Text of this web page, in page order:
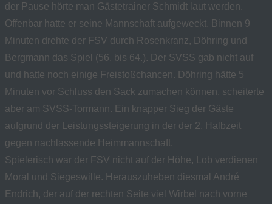
der Pause hörte man Gästetrainer Schmidt laut werden.
Offenbar hatte er seine Mannschaft aufgeweckt. Binnen 9
Minuten drehte der FSV durch Rosenkranz, Döhring und
Bergmann das Spiel (56. bis 64.). Der SVSS gab nicht auf
und hatte noch einige Freistoßchancen. Döhring hätte 5
Minuten vor Schluss den Sack zumachen können, scheiterte
aber am SVSS-Tormann. Ein knapper Sieg der Gäste
aufgrund der Leistungssteigerung in der der 2. Halbzeit
gegen nachlassende Heimmannschaft.
Spielerisch war der FSV nicht auf der Höhe, Lob verdienen
Moral und Siegeswille. Herauszuheben diesmal André
Endrich, der auf der rechten Seite viel Wirbel nach vorne